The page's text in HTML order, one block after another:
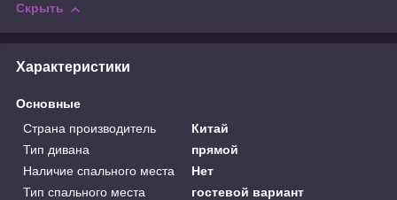
Скрыть
Характеристики
Основные
Страна производитель
Китай
Тип дивана
прямой
Наличие спального места
Нет
Тип спального места
гостевой вариант